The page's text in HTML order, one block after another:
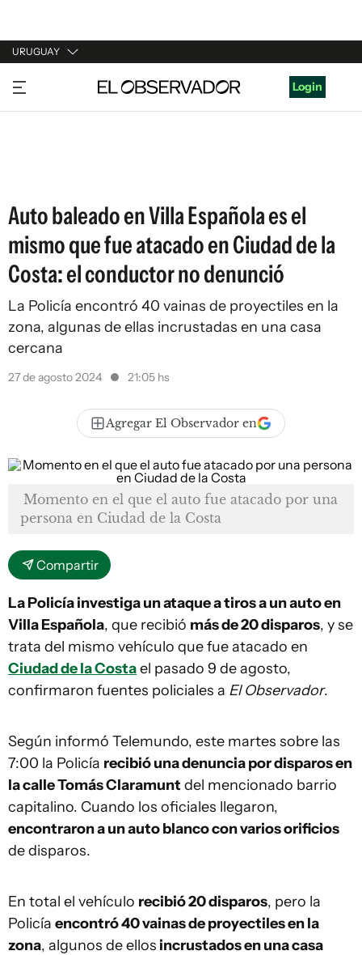
URUGUAY
URUGUAY
ARGENTINA
Login
Auto baleado en Villa Española es el
mismo que fue atacado en Ciudad de la
Costa: el conductor no denunció
La Policía encontró 40 vainas de proyectiles en la
zona, algunas de ellas incrustadas en una casa
cercana
27 de agosto 2024 21:05 hs
Agregar El Observador en
Momento en el que el auto fue atacado por una
persona en Ciudad de la Costa
Compartir
La Policía investiga un ataque a tiros a un auto en
Villa Española, que recibió más de 20 disparos, y se
trata del mismo vehículo que fue atacado en
Ciudad de la Costael pasado 9 de agosto,
confirmaron fuentes policiales a El Observador.
Según informó Telemundo, este martes sobre las
7:00 la Policía recibió una denuncia por disparos en
la calle Tomás Claramunt del mencionado barrio
capitalino. Cuando los oficiales llegaron,
encontraron a un auto blanco con varios orificios
de disparos.
En total el vehículo recibió 20 disparos, pero la
Policía encontró 40 vainas de proyectiles en la
zona, algunos de ellos incrustados en una casa